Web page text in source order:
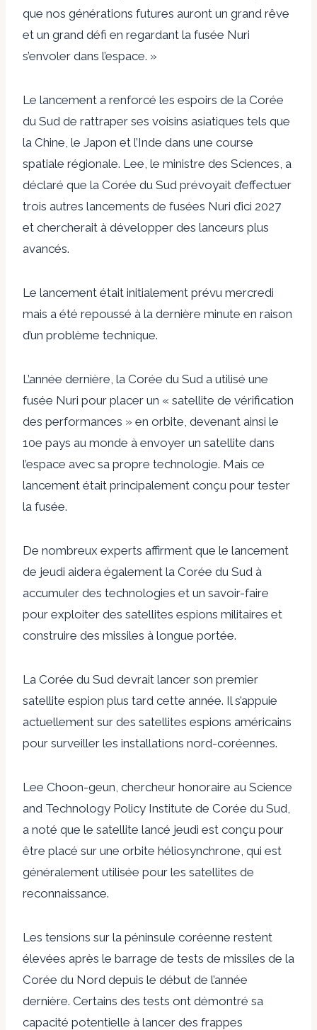
que nos générations futures auront un grand rêve
et un grand défi en regardant la fusée Nuri
s’envoler dans l’espace. »
Le lancement a renforcé les espoirs de la Corée
du Sud de rattraper ses voisins asiatiques tels que
la Chine, le Japon et l’Inde dans une course
spatiale régionale. Lee, le ministre des Sciences, a
déclaré que la Corée du Sud prévoyait d’effectuer
trois autres lancements de fusées Nuri d’ici 2027
et chercherait à développer des lanceurs plus
avancés.
Le lancement était initialement prévu mercredi
mais a été repoussé à la dernière minute en raison
d’un problème technique.
L’année dernière, la Corée du Sud a utilisé une
fusée Nuri pour placer un « satellite de vérification
des performances » en orbite, devenant ainsi le
10e pays au monde à envoyer un satellite dans
l’espace avec sa propre technologie. Mais ce
lancement était principalement conçu pour tester
la fusée.
De nombreux experts affirment que le lancement
de jeudi aidera également la Corée du Sud à
accumuler des technologies et un savoir-faire
pour exploiter des satellites espions militaires et
construire des missiles à longue portée.
La Corée du Sud devrait lancer son premier
satellite espion plus tard cette année. Il s’appuie
actuellement sur des satellites espions américains
pour surveiller les installations nord-coréennes.
Lee Choon-geun, chercheur honoraire au Science
and Technology Policy Institute de Corée du Sud,
a noté que le satellite lancé jeudi est conçu pour
être placé sur une orbite héliosynchrone, qui est
généralement utilisée pour les satellites de
reconnaissance.
Les tensions sur la péninsule coréenne restent
élevées après le barrage de tests de missiles de la
Corée du Nord depuis le début de l’année
dernière. Certains des tests ont démontré sa
capacité potentielle à lancer des frappes